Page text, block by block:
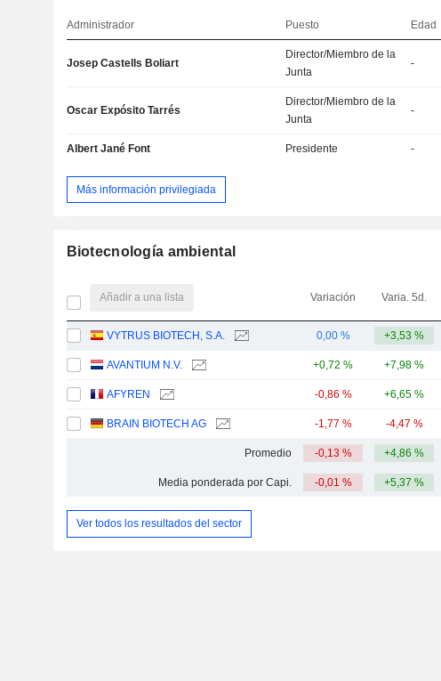
Administrador Puesto Edad
Josep Castells Boliart
Director/Miembro de la
Junta
-
Oscar Expósito Tarrés
Director/Miembro de la
Junta
-
Albert Jané Font Presidente -
Más información privilegiada
Biotecnología ambiental
Añadir a una lista Variación Varia. 5d.
VYTRUS BIOTECH, S.A. 0,00 % +3,53 %
AVANTIUM N.V. +0,72 % +7,98 %
AFYREN -0,86 % +6,65 %
BRAIN BIOTECH AG -1,77 % -4,47 %
Promedio -0,13 % +4,86 %
Media ponderada por Capi. -0,01 % +5,37 %
Ver todos los resultados del sector